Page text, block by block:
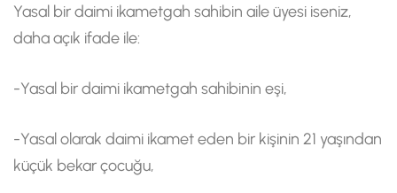
Yasal bir daimi ikametgah sahibin aile üyesi iseniz,
daha açık ifade ile:
-Yasal bir daimi ikametgah sahibinin eşi,
-Yasal olarak daimi ikamet eden bir kişinin 21 yaşından
küçük bekar çocuğu,